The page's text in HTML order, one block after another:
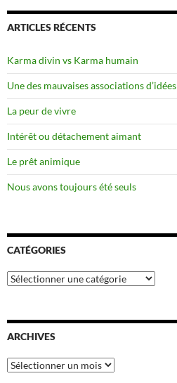
ARTICLES RÉCENTS
Karma divin vs Karma humain
Une des mauvaises associations d’idées
La peur de vivre
Intérêt ou détachement aimant
Le prêt animique
Nous avons toujours été seuls
CATÉGORIES
Catégories
ARCHIVES
Archives